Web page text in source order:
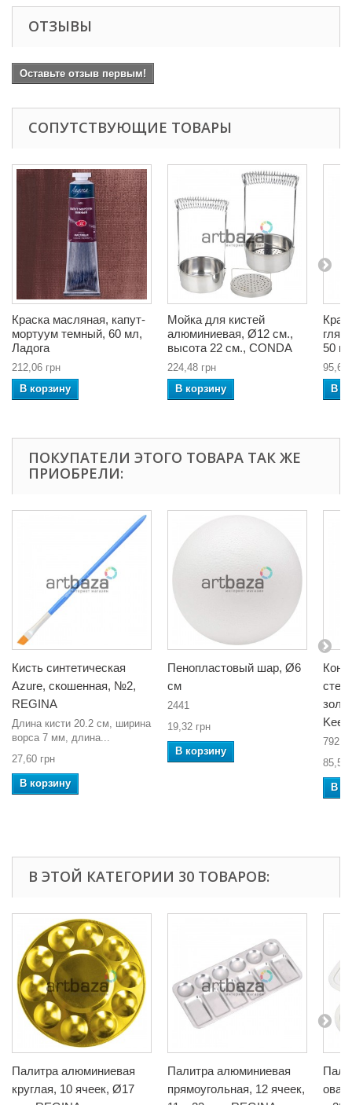
ОТЗЫВЫ
Оставьте отзыв первым!
СОПУТСТВУЮЩИЕ ТОВАРЫ
Краска масляная, капут-
мортуум темный, 60 мл,
Ладога
212,06 грн
В корзину
Мойка для кистей
алюминиевая, Ø12 см.,
высота 22 см., CONDA
224,48 грн
В корзину
50
95,68
В
ПОКУПАТЕЛИ ЭТОГО ТОВАРА ТАК ЖЕ
ПРИОБРЕЛИ:
Кисть синтетическая
Azure, скошенная, №2,
REGINA
Длина кисти 20.2 см, ширина
ворса 7 мм, длина...
27,60 грн
В корзину
Пенопластовый шар, Ø6
см
2441
19,32 грн
В корзину
85,56
В
В ЭТОЙ КАТЕГОРИИ 30 ТОВАРОВ:
Палитра алюминиевая
круглая, 10 ячеек, Ø17
Палитра алюминиевая
прямоугольная, 12 ячеек,